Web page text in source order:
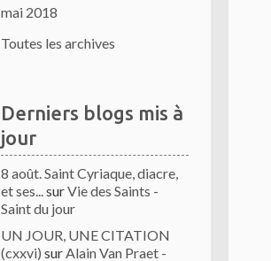
mai 2018
Toutes les archives
Derniers blogs mis à
jour
8 août. Saint Cyriaque, diacre,
et ses...surVie des Saints -
Saint du jour
UN JOUR, UNE CITATION
(cxxvi) surAlain Van Praet -